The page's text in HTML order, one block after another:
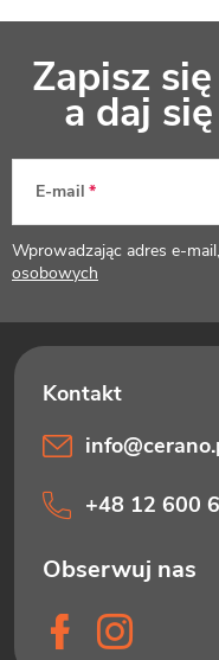
k
a
Zapisz
a daj
E-mail
Wprowadzając adres e-
osobowych
info@
+48 12 600